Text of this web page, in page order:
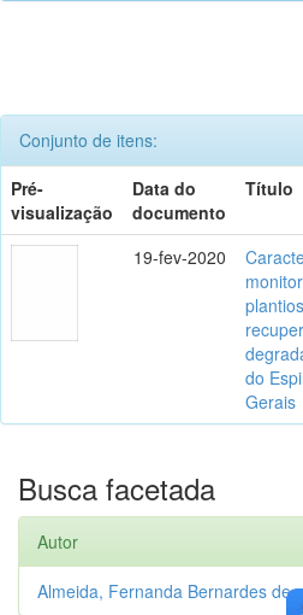
Conjunto de itens:
Pré-
visualização
Data do
documento
Título
19-fev-2020
do
Gerais
Busca facetada
Autor
Almeida, Fernanda Bernardes de